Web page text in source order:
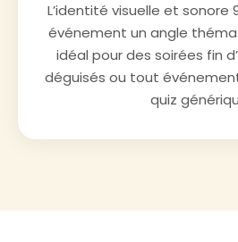
L’identité visuelle et sonore
événement un angle
idéal pour des soirées fin
déguisés ou tout
quiz